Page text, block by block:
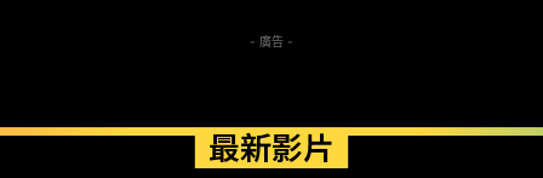
- 廣告 -
最新影片